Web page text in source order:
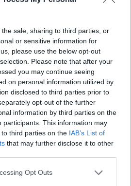
sale, sharing to third parties, or
or sensitive information for
please use the below opt-out
Please note that after your
you may continue seeing
on personal information utilized by
disclosed to third parties prior to
opt-out of the further
information by third parties on the
participants. This information may
third parties on the IAB’s List of
that may further disclose it to other
Opt Outs
tudi opozoriti, da je veliko
da bodo tudi nasednjo
kategoriji,"so zapisali v